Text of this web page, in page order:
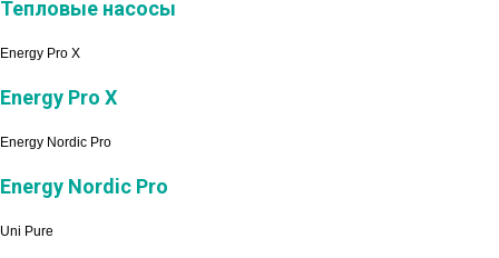
Тепловые насосы
Energy Pro X
Energy Pro X
Energy Nordic Pro
Energy Nordic Pro
Uni Pure